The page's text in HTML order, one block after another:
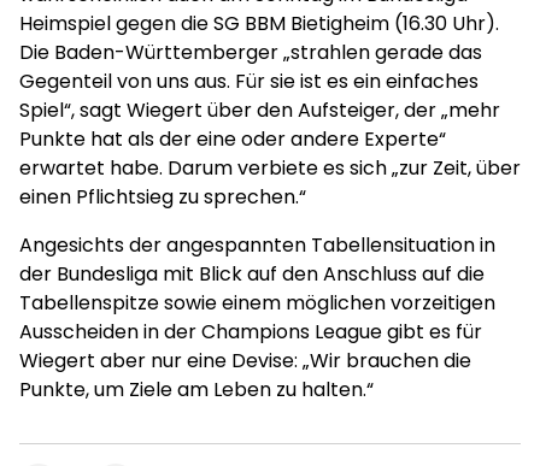
Heimspiel gegen die SG BBM Bietigheim (16.30 Uhr).
Die Baden-Württemberger „strahlen gerade das
Gegenteil von uns aus. Für sie ist es ein einfaches
Spiel“, sagt Wiegert über den Aufsteiger, der „mehr
Punkte hat als der eine oder andere Experte“
erwartet habe. Darum verbiete es sich „zur Zeit, über
einen Pflichtsieg zu sprechen.“
Angesichts der angespannten Tabellensituation in
der Bundesliga mit Blick auf den Anschluss auf die
Tabellenspitze sowie einem möglichen vorzeitigen
Ausscheiden in der Champions League gibt es für
Wiegert aber nur eine Devise: „Wir brauchen die
Punkte, um Ziele am Leben zu halten.“